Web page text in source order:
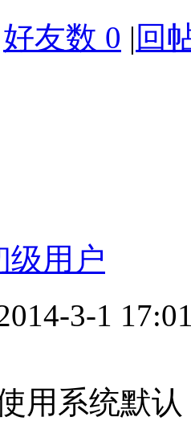
好友数 0 | 回
级用户
3-1
用系统默认